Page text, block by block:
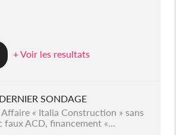
+ Voir les resultats
DERNIER SONDAGE
« Italia Construction » sans
faux ACD, financement «...